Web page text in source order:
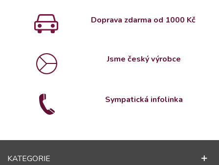
Doprava zdarma od 1000 Kč
Jsme český výrobce
Sympatická infolinka
KATEGORIE